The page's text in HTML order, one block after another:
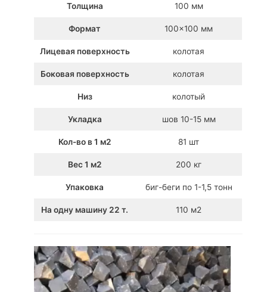
Толщина 100 мм
Формат 100×100 мм
Лицевая поверхность колотая
Боковая поверхность колотая
Низ колотый
Укладка шов 10-15 мм
Кол-во в 1 м2 81 шт
Вес 1 м2 200 кг
Упаковка биг-беги по 1-1,5 тонн
На одну машину 22 т. 110 м2
В
и
д